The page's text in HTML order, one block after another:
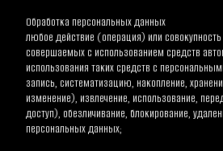
Обработка персональных данных
любое действие (операция) или
совершаемых с использованием средств
использования таких средств с
запись, систематизацию, накопление,
изменение), извлечение, использование,
доступ), обезличивание, блокирование,
персональных данных;